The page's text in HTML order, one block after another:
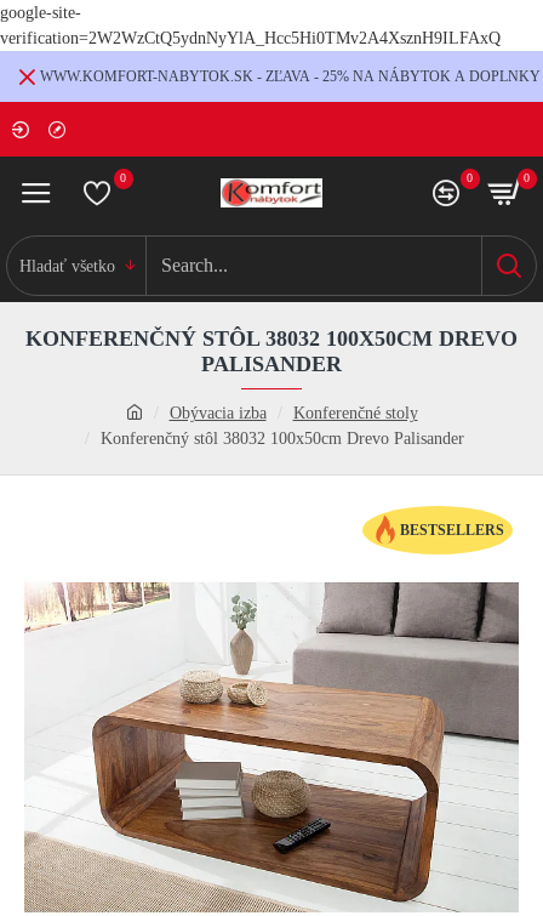
google-site-
verification=2W2WzCtQ5ydnNyYlA_Hcc5Hi0TMv2A4XsznH9ILFAxQ
WWW.KOMFORT-NABYTOK.SK - ZĽAVA - 25% NA NÁBYTOK A DOPLNKY
0 0 0
Hladať všetko
Obývacia izba
Konferenčné stoly
Konferenčný stôl 38032 100x50cm Drevo Palisander
KONFERENČNÝ STÔL 38032 100X50CM DREVO
PALISANDER
BESTSELLERS